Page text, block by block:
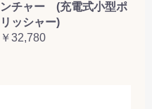
ンチャー (充電式小型ポ
リッシャー)
￥32,780